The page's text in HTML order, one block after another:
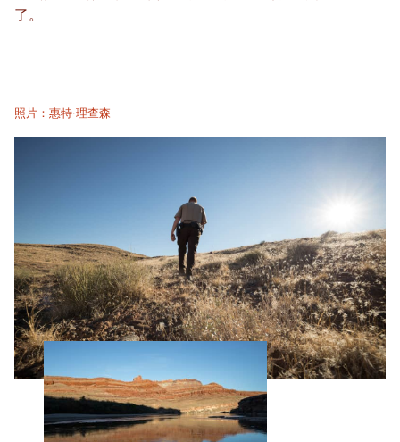
了。
照片：惠特·理查森